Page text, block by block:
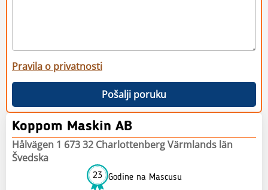
Pravila o privatnosti
Pošalji poruku
Koppom Maskin AB
Hålvägen 1 673 32 Charlottenberg Värmlands län
Švedska
23 Godine na Mascusu